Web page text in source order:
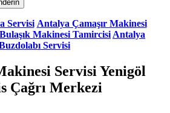
Servisi Antalya Çamaşır Makinesi
Makinesi TamircisiAntalya
Servisi
Servisi Yenigöl
Çağrı Merkezi